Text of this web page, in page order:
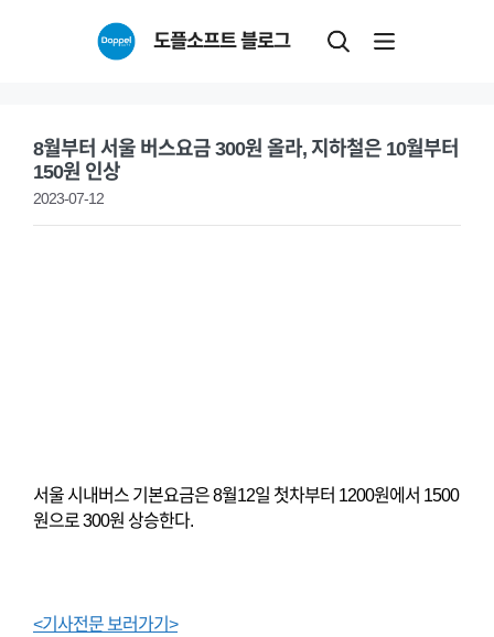
도플소프트 블로그
8월부터 서울 버스요금 300원 올라, 지하철은 10월부터
150원 인상
2023-07-12
서울 시내버스 기본요금은 8월12일 첫차부터 1200원에서 1500
원으로 300원 상승한다.
<기사전문 보러가기>